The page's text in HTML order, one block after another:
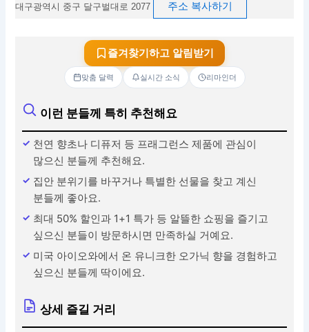
대구광역시 중구 달구벌대로 2077 주소 복사하기
즐겨찾기하고 알림받기
맞춤 달력 실시간 소식 리마인더
이런 분들께 특히 추천해요
천연 향초나 디퓨저 등 프래그런스 제품에 관심이
많으신 분들께 추천해요.
집안 분위기를 바꾸거나 특별한 선물을 찾고 계신
분들께 좋아요.
최대 50% 할인과 1+1 특가 등 알뜰한 쇼핑을 즐기고
싶으신 분들이 방문하시면 만족하실 거예요.
미국 아이오와에서 온 유니크한 오가닉 향을 경험하고
싶으신 분들께 딱이에요.
상세 즐길 거리